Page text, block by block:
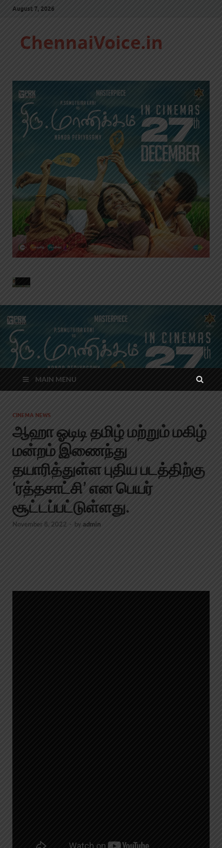
August 7, 2026
ChennaiVoice.in
MAIN MENU
CINEMA NEWS
ஆஹா ஓடிடி தமிழ் மற்றும் மகிழ்
மன்றம் இணைந்து
தயாரித்துள்ள புதிய படத்திற்கு
‘ரத்தசாட்சி’ என பெயர்
சூட்டப்பட்டுள்ளது.
November 8, 2022 - by admin